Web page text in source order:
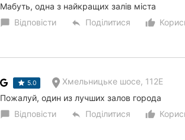
Мабуть, одна з найкращих залів міста
chat_bubble Відповісти reply Поділитися
5.0 Хмельницьке шосе, 112Е
Пожалуй, один из лучших залов города
chat_bubble Відповісти reply Поділитися